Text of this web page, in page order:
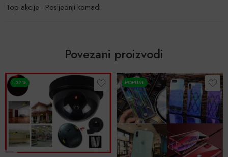
Top akcije - Posljednji komadi
Povezani proizvodi
-37% POPUST